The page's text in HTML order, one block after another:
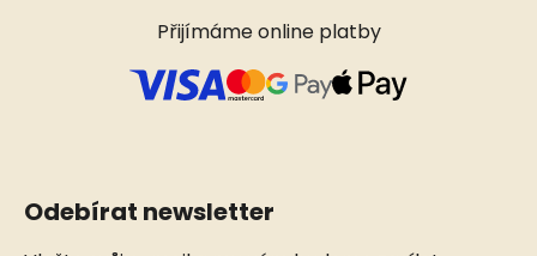
Přijímáme online platby
Odebírat newsletter